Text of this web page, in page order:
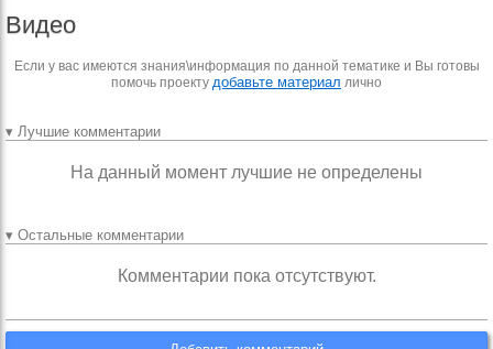
Видео
Если у вас имеются знания\информация по данной тематике и Вы готовы
помочь проекту добавьте материал лично
▾ Лучшие комментарии
На данный момент лучшие не определены
▾ Остальные комментарии
Комментарии пока отсутствуют.